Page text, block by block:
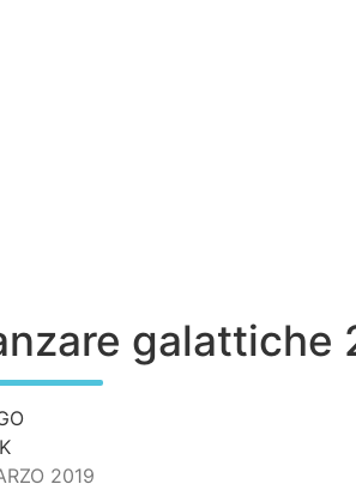
galattiche
2019